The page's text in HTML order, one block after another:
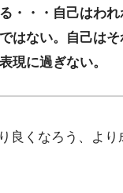
・・・自己はわ
はない。自己は
現に過ぎない。
良くなろう、よ